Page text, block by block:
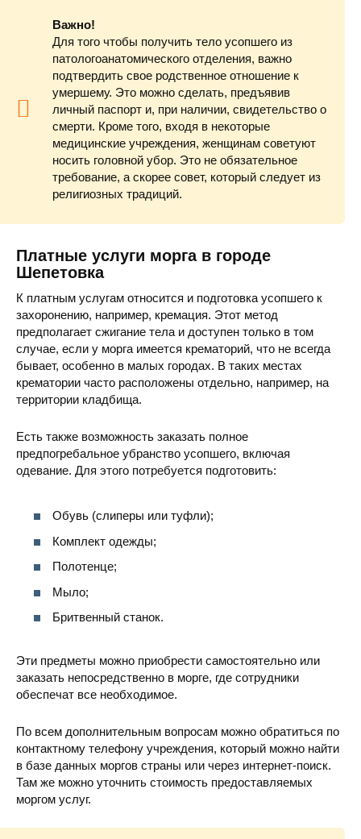
Шепетовская Центральная районная больница (морг)
Важно!
Для того чтобы получить тело усопшего из
патологоанатомического отделения, важно
подтвердить свое родственное отношение к
умершему. Это можно сделать, предъявив
личный паспорт и, при наличии, свидетельство о
смерти. Кроме того, входя в некоторые
медицинские учреждения, женщинам советуют
носить головной убор. Это не обязательное
требование, а скорее совет, который следует из
религиозных традиций.
Платные услуги морга в городе
Шепетовка
К платным услугам относится и подготовка усопшего к
захоронению, например, кремация. Этот метод
предполагает сжигание тела и доступен только в том
случае, если у морга имеется крематорий, что не всегда
бывает, особенно в малых городах. В таких местах
крематории часто расположены отдельно, например, на
территории кладбища.
Есть также возможность заказать полное
предпогребальное убранство усопшего, включая
одевание. Для этого потребуется подготовить:
Обувь (слиперы или туфли);
Комплект одежды;
Полотенце;
Мыло;
Бритвенный станок.
Эти предметы можно приобрести самостоятельно или
заказать непосредственно в морге, где сотрудники
обеспечат все необходимое.
По всем дополнительным вопросам можно обратиться по
контактному телефону учреждения, который можно найти
в базе данных моргов страны или через интернет-поиск.
Там же можно уточнить стоимость предоставляемых
моргом услуг.